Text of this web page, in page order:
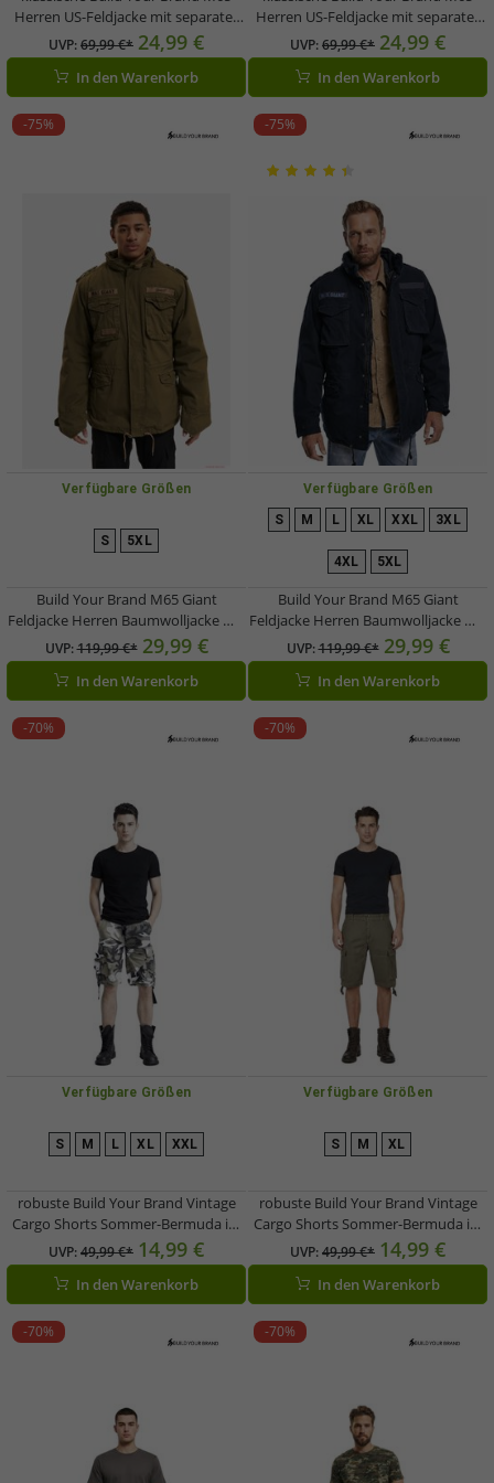
Herren US-Feldjacke mit separater
Innenjacke B3108 Urban Navy-Blau
UVP:69,99 €* 24,99 €
In den Warenkorb
Herren US-Feldjacke mit separater
Innenjacke B3108 Urban Schwarz
UVP:69,99 €* 24,99 €
In den Warenkorb
-75%
Verfügbare Größen
S 5XL
Build Your Brand M65 Giant
Feldjacke Herren Baumwolljacke mit
herausnehmbarer Innenjacke und
Kapuze B3101 Oliv-Grün
UVP:119,99 €* 29,99 €
In den Warenkorb
-75%
Verfügbare Größen
S M L XL XXL 3XL
4XL 5XL
Build Your Brand M65 Giant
Feldjacke Herren Baumwolljacke mit
herausnehmbarer Innenjacke und
KapuzeB3101 Navy-Blau
UVP:119,99 €* 29,99 €
In den Warenkorb
-70%
Verfügbare Größen
S M L XL XXL
robuste Build Your Brand Vintage
Cargo Shorts Sommer-Bermuda im
Military-Style Baumwoll-Shorts
B2002-00378 Camouflage-
Grün/Grau
UVP:49,99 €* 14,99 €
In den Warenkorb
-70%
Verfügbare Größen
S M XL
robuste Build Your Brand Vintage
Cargo Shorts Sommer-Bermuda im
Military-Style Baumwoll-Shorts
B2002-00176 Oliv-Grün
UVP:49,99 €* 14,99 €
In den Warenkorb
-70% -70%